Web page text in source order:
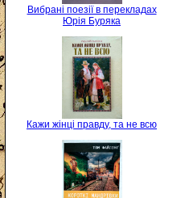
Вибрані поезії в перекладах
Юрія Буряка
Кажи жінці правду, та не всю